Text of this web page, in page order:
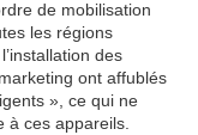
de mobilisation
les régions
des
ont affublés
», ce qui ne
à ces appareils.